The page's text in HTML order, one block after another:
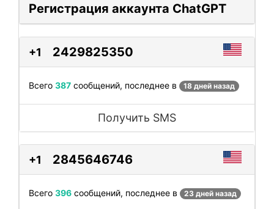
Регистрация аккаунта ChatGPT
+1 2429825350
Всего 387 сообщений, последнее в 18 дней назад
Получить SMS
+1 2845646746
Всего 396 сообщений, последнее в 23 дней назад